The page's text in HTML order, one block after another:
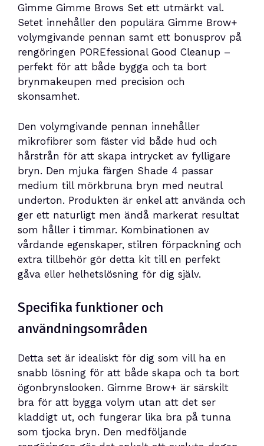
Gimme Gimme Brows Set ett utmärkt val.
Setet innehåller den populära Gimme Brow+
volymgivande pennan samt ett bonusprov på
rengöringen POREfessional Good Cleanup –
perfekt för att både bygga och ta bort
brynmakeupen med precision och
skonsamhet.
Den volymgivande pennan innehåller
mikrofibrer som fäster vid både hud och
hårstrån för att skapa intrycket av fylligare
bryn. Den mjuka färgen Shade 4 passar
medium till mörkbruna bryn med neutral
underton. Produkten är enkel att använda och
ger ett naturligt men ändå markerat resultat
som håller i timmar. Kombinationen av
vårdande egenskaper, stilren förpackning och
extra tillbehör gör detta kit till en perfekt
gåva eller helhetslösning för dig själv.
Specifika funktioner och
användningsområden
Detta set är idealiskt för dig som vill ha en
snabb lösning för att både skapa och ta bort
ögonbrynslooken. Gimme Brow+ är särskilt
bra för att bygga volym utan att det ser
kladdigt ut, och fungerar lika bra på tunna
som tjocka bryn. Den medföljande